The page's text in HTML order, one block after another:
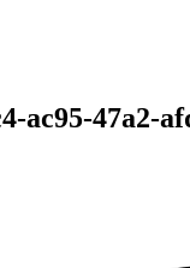
ac95-47a2-